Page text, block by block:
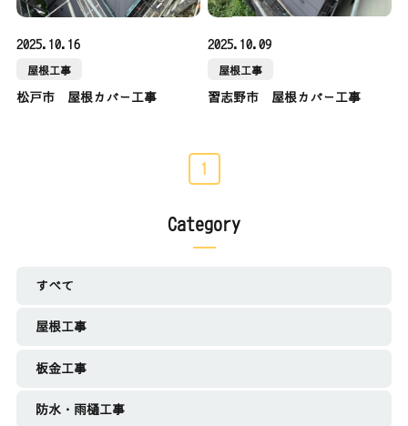
2025.10.16
屋根工事
松戸市 屋根カバー工事
2025.10.09
屋根工事
習志野市 屋根カバー工事
1
Category
すべて
屋根工事
板金工事
防水・雨樋工事